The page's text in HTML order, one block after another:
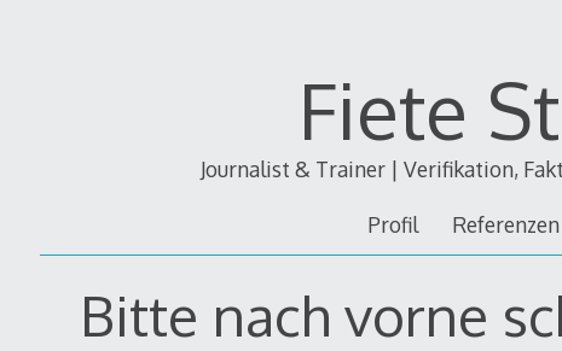
Fiete
Journalist & Trainer | Verifikation,
Profil Referenzen
Bitte nach vorne